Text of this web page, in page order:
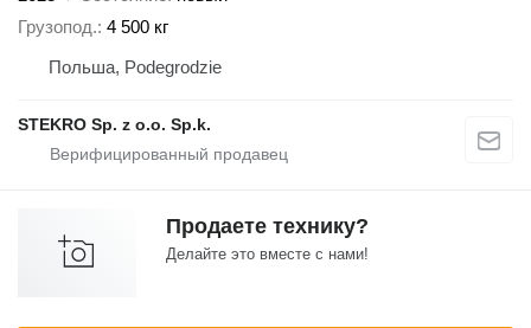
Грузопод. 4 500 кг
Польша, Podegrodzie
STEKRO Sp. z o.o. Sp.k.
Продаете технику?
Делайте это вместе с нами!